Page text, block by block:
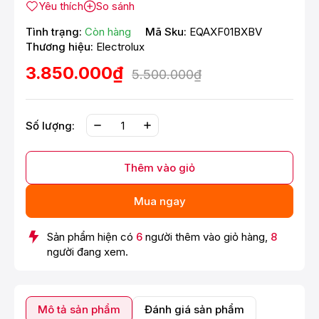
Yêu thích
So sánh
Tình trạng: Còn hàng Mã Sku: EQAXF01BXBV
Thương hiệu: Electrolux
3.850.000₫ 5.500.000₫
Số lượng:
Thêm vào giỏ
Mua ngay
Sản phẩm hiện có 6 người thêm vào giỏ hàng, 8
người đang xem.
Mô tả sản phẩm Đánh giá sản phẩm